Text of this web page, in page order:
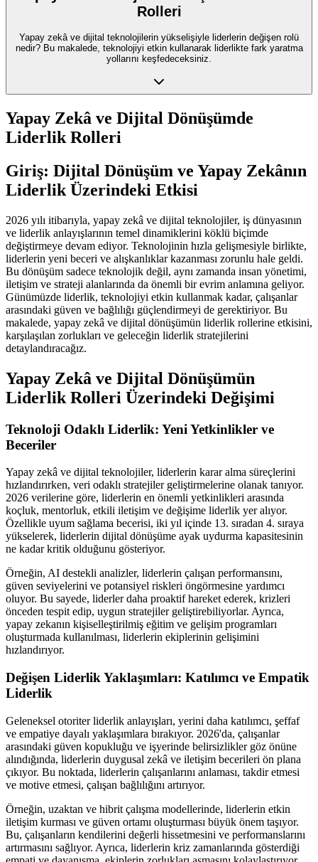
Rolleri
Yapay zekâ ve dijital teknolojilerin yükselişiyle liderlerin değişen rolü
nedir? Bu makalede, teknolojiyi etkin kullanarak liderlikte fark yaratma
yollarını keşfedeceksiniz.
Yapay Zekâ ve Dijital Dönüşümde
Liderlik Rolleri
Giriş: Dijital Dönüşüm ve Yapay Zekânın
Liderlik Üzerindeki Etkisi
2026 yılı itibarıyla, yapay zekâ ve dijital teknolojiler, iş dünyasının
ve liderlik anlayışlarının temel dinamiklerini köklü biçimde
değiştirmeye devam ediyor. Teknolojinin hızla gelişmesiyle birlikte,
liderlerin yeni beceri ve alışkanlıklar kazanması zorunlu hale geldi.
Bu dönüşüm sadece teknolojik değil, aynı zamanda insan yönetimi,
iletişim ve strateji alanlarında da önemli bir evrim anlamına geliyor.
Günümüzde liderlik, teknolojiyi etkin kullanmak kadar, çalışanlar
arasındaki güven ve bağlılığı güçlendirmeyi de gerektiriyor. Bu
makalede, yapay zekâ ve dijital dönüşümün liderlik rollerine etkisini,
karşılaşılan zorlukları ve geleceğin liderlik stratejilerini
detaylandıracağız.
Yapay Zekâ ve Dijital Dönüşümün
Liderlik Rolleri Üzerindeki Değişimi
Teknoloji Odaklı Liderlik: Yeni Yetkinlikler ve
Beceriler
Yapay zekâ ve dijital teknolojiler, liderlerin karar alma süreçlerini
hızlandırırken, veri odaklı stratejiler geliştirmelerine olanak tanıyor.
2026 verilerine göre, liderlerin en önemli yetkinlikleri arasında
koçluk, mentorluk, etkili iletişim ve değişime liderlik yer alıyor.
Özellikle uyum sağlama becerisi, iki yıl içinde 13. sıradan 4. sıraya
yükselerek, liderlerin dijital dönüşüme ayak uydurma kapasitesinin
ne kadar kritik olduğunu gösteriyor.
Örneğin, AI destekli analizler, liderlerin çalışan performansını,
güven seviyelerini ve potansiyel riskleri öngörmesine yardımcı
oluyor. Bu sayede, liderler daha proaktif hareket ederek, krizleri
önceden tespit edip, uygun stratejiler geliştirebiliyorlar. Ayrıca,
yapay zekanın kişiselleştirilmiş eğitim ve gelişim programları
oluşturmada kullanılması, liderlerin ekiplerinin gelişimini
hızlandırıyor.
Değişen Liderlik Yaklaşımları: Katılımcı ve Empatik
Liderlik
Geleneksel otoriter liderlik anlayışları, yerini daha katılımcı, şeffaf
ve empatiye dayalı yaklaşımlara bırakıyor. 2026'da, çalışanlar
arasındaki güven kopukluğu ve işyerinde belirsizlikler göz önüne
alındığında, liderlerin duygusal zekâ ve iletişim becerileri ön plana
çıkıyor. Bu noktada, liderlerin çalışanlarını anlaması, takdir etmesi
ve motive etmesi, çalışan bağlılığını artırıyor.
Örneğin, uzaktan ve hibrit çalışma modellerinde, liderlerin etkin
iletişim kurması ve güven ortamı oluşturması büyük önem taşıyor.
Bu, çalışanların kendilerini değerli hissetmesini ve performanslarını
artırmasını sağlıyor. Ayrıca, liderlerin kriz zamanlarında gösterdiği